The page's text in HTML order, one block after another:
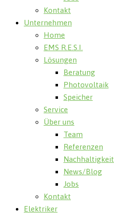
Kontakt
Unternehmen
Home
EMS R.E.S.I.
Lösungen
Beratung
Photovoltaik
Speicher
Service
Über uns
Team
Referenzen
Nachhaltigkeit
News/Blog
Jobs
Kontakt
Elektriker